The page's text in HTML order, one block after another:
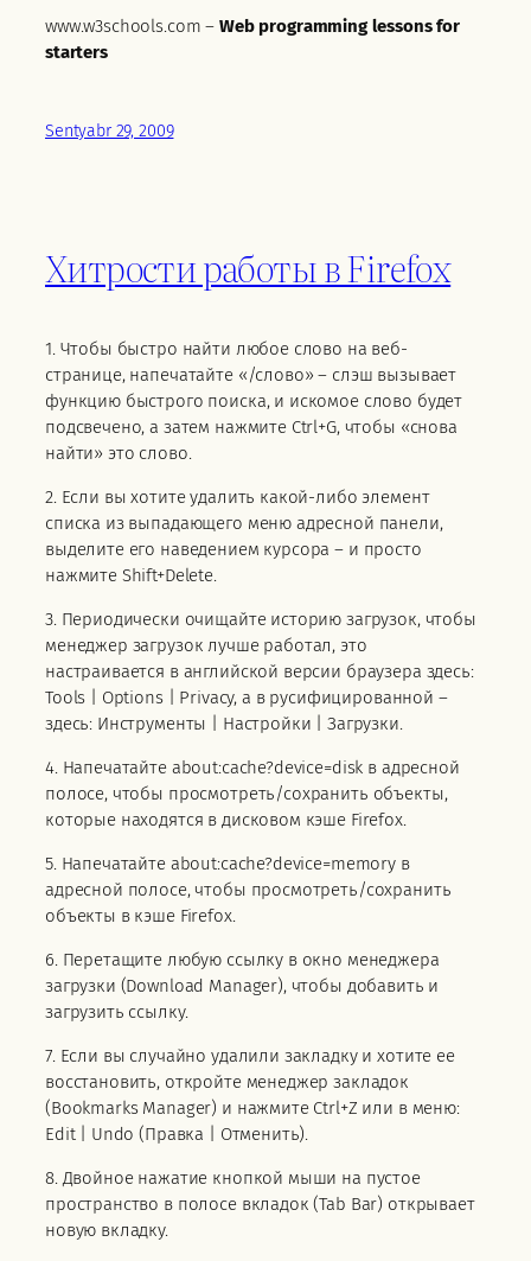
www.w3schools.com – Web programming lessons for
starters
Sentyabr 29, 2009
Хитрости работы в Firefox
1. Чтобы быстро найти любое слово на веб-
странице, напечатайте «/слово» – слэш вызывает
функцию быстрого поиска, и искомое слово будет
подсвечено, а затем нажмите Ctrl+G, чтобы «снова
найти» это слово.
2. Если вы хотите удалить какой-либо элемент
списка из выпадающего меню адресной панели,
выделите его наведением курсора – и просто
нажмите Shift+Delete.
3. Периодически очищайте историю загрузок, чтобы
менеджер загрузок лучше работал, это
настраивается в английской версии браузера здесь:
Tools | Options | Privacy, а в русифицированной –
здесь: Инструменты | Настройки | Загрузки.
4. Напечатайте about:cache?device=disk в адресной
полосе, чтобы просмотреть/сохранить объекты,
которые находятся в дисковом кэше Firefox.
5. Напечатайте about:cache?device=memory в
адресной полосе, чтобы просмотреть/сохранить
объекты в кэше Firefox.
6. Перетащите любую ссылку в окно менеджера
загрузки (Download Manager), чтобы добавить и
загрузить ссылку.
7. Если вы случайно удалили закладку и хотите ее
восстановить, откройте менеджер закладок
(Bookmarks Manager) и нажмите Ctrl+Z или в меню:
Edit | Undo (Правка | Отменить).
8. Двойное нажатие кнопкой мыши на пустое
пространство в полосе вкладок (Tab Bar) открывает
новую вкладку.